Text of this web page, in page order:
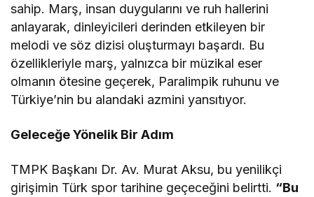
sahip. Marş, insan duygularını ve ruh hallerini
anlayarak, dinleyicileri derinden etkileyen bir
melodi ve söz dizisi oluşturmayı başardı. Bu
özellikleriyle marş, yalnızca bir müzikal eser
olmanın ötesine geçerek, Paralimpik ruhunu ve
Türkiye’nin bu alandaki azmini yansıtıyor.
Geleceğe Yönelik Bir Adım
TMPK Başkanı Dr. Av. Murat Aksu, bu yenilikçi
girişimin Türk spor tarihine geçeceğini belirtti. “Bu